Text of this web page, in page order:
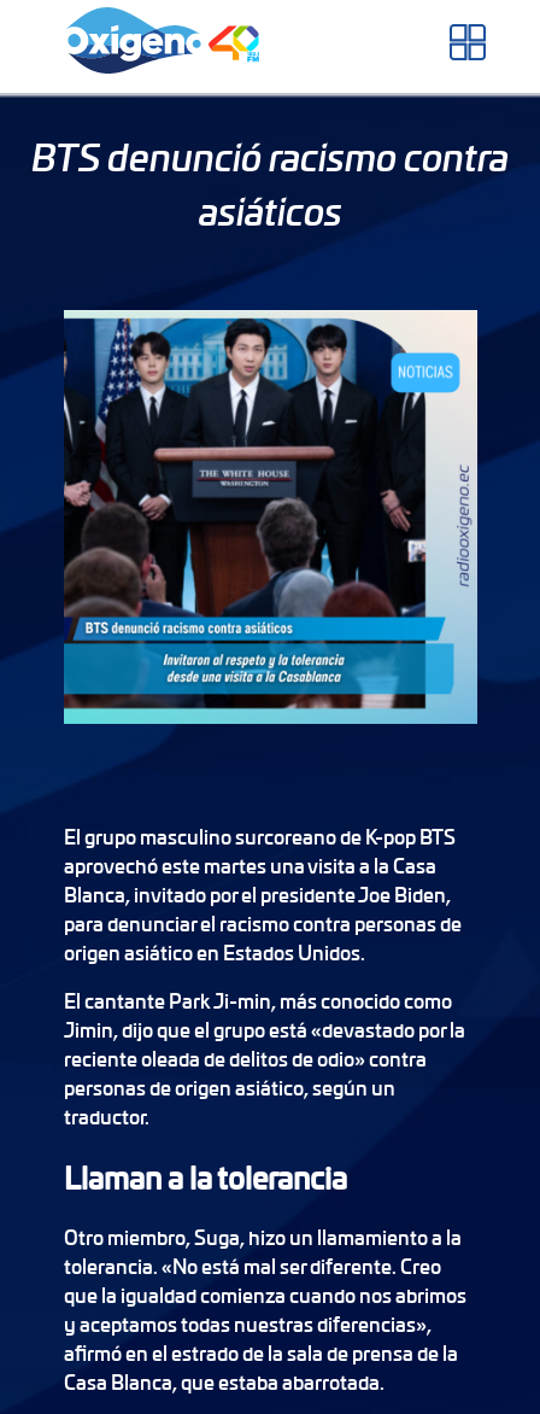
BTS denunció racismo contra
asiáticos
El grupo masculino surcoreano de K-pop BTS
aprovechó este martes una visita a la Casa
Blanca, invitado por el presidente Joe Biden,
para denunciar el racismo contra personas de
origen asiático en Estados Unidos.
El cantante Park Ji-min, más conocido como
Jimin, dijo que el grupo está «devastado por la
reciente oleada de delitos de odio» contra
personas de origen asiático, según un
traductor.
Llaman a la tolerancia
Otro miembro, Suga, hizo un llamamiento a la
tolerancia. «No está mal ser diferente. Creo
que la igualdad comienza cuando nos abrimos
y aceptamos todas nuestras diferencias»,
afirmó en el estrado de la sala de prensa de la
Casa Blanca, que estaba abarrotada.